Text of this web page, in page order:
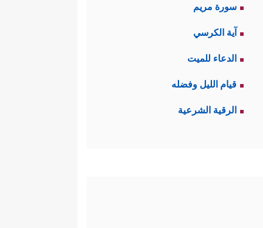
سورة مريم
آية الكرسي
الدعاء للميت
قيام الليل وفضله
الرقية الشرعية